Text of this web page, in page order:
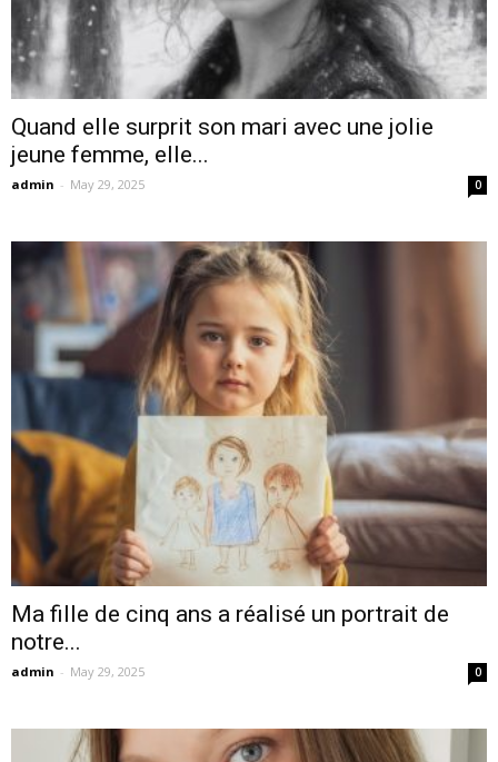
Quand elle surprit son mari avec une jolie
jeune femme, elle...
admin - May 29, 2025 0
Ma fille de cinq ans a réalisé un portrait de
notre...
admin - May 29, 2025 0